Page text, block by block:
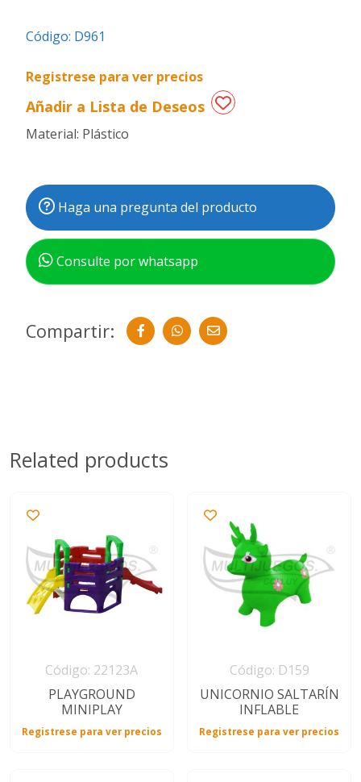
Regalos
fechas
especiales
Código: D961
Registrese para ver precios
Añadir a Lista de Deseos
Material: Plástico
Haga una pregunta del producto
Consulte por whatsapp
Compartir:
Related products
Código: 22123A
PLAYGROUND
MINIPLAY
Registrese para ver precios
Código: D159
UNICORNIO SALTARÍN
INFLABLE
Registrese para ver precios